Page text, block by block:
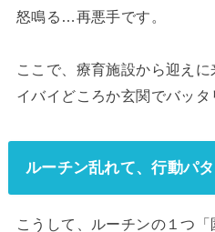
怒鳴る…再悪手です。
ここで、療育施設から迎え
イバイどころか玄関でバッタ
ルーチン乱れて、行動パ
こうして、ルーチンの１つ